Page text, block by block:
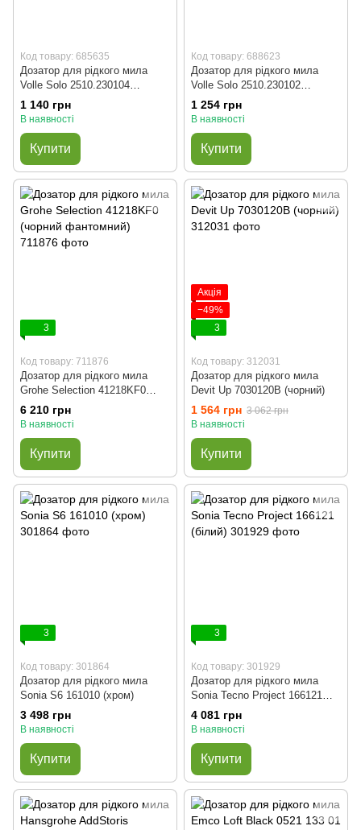
Код товару: 685635
Дозатор для рідкого мила
Volle Solo 2510.230104
(чорний)
1 140 грн
В наявності
Купити
Код товару: 688623
Дозатор для рідкого мила
Volle Solo 2510.230102
(матовий нікель)
1 254 грн
В наявності
Купити
3
Код товару: 711876
Дозатор для рідкого мила
Grohe Selection 41218KF0
(чорний фантомний)
6 210 грн
В наявності
Купити
Акція
−49%
3
Код товару: 312031
Дозатор для рідкого мила
Devit Up 7030120B (чорний)
1 564 грн 3 062 грн
В наявності
Купити
3
Код товару: 301864
Дозатор для рідкого мила
Sonia S6 161010 (хром)
3 498 грн
В наявності
Купити
3
Код товару: 301929
Дозатор для рідкого мила
Sonia Tecno Project 166121
(білий)
4 081 грн
В наявності
Купити